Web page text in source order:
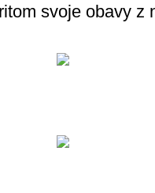
svoje obavy z